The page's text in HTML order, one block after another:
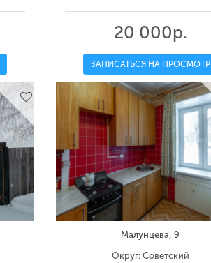
20 000р.
ЗАПИСАТЬСЯ НА ПРОСМОТР
Малунцева, 9
Округ: Советский